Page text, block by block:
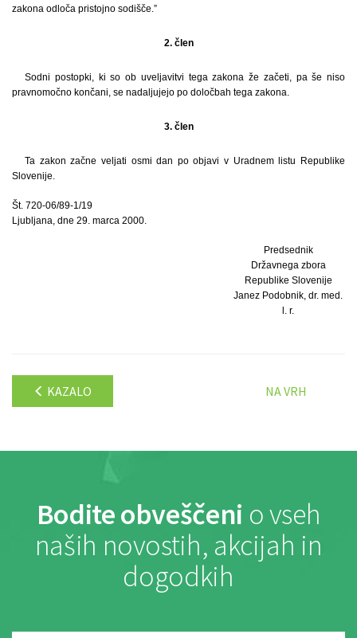
zakona odloča pristojno sodišče.”
2. člen
Sodni postopki, ki so ob uveljavitvi tega zakona že začeti, pa še niso
pravnomočno končani, se nadaljujejo po določbah tega zakona.
3. člen
Ta zakon začne veljati osmi dan po objavi v Uradnem listu Republike
Slovenije.
Št. 720-06/89-1/19
Ljubljana, dne 29. marca 2000.
Predsednik
Državnega zbora
Republike Slovenije
Janez Podobnik, dr. med.
l. r.
KAZALO NA VRH
Bodite obveščeni o vseh
naših novostih, akcijah in
dogodkih